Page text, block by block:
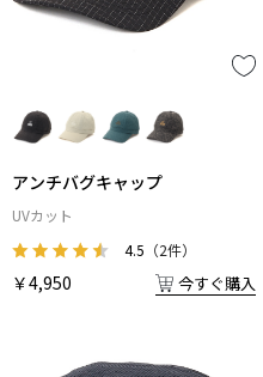
アンチバグキャップ
UVカット
4.5 （2件）
￥4,950 今すぐ購入